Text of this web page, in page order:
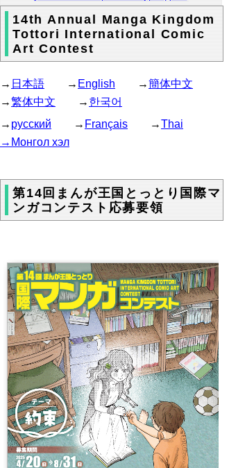
14th Annual Manga Kingdom
Tottori International Comic
Art Contest
→ 日本語 → English →簡体中文
→繁体中文 → 한국어
→ русский → Français →Thai
→Монгол хэл
第14回まんが王国とっとり国際マ
ンガコンテスト応募要領